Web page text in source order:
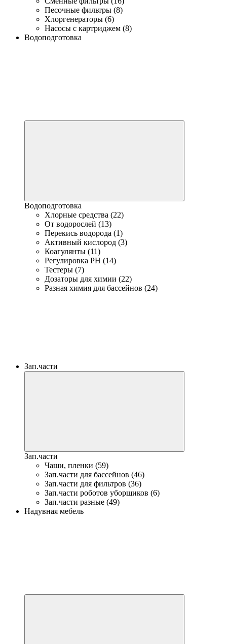
Песочные фильтры (8)
Хлоргенераторы (6)
Насосы с картриджем (8)
Водоподготовка
Водоподготовка
Хлорные средства (22)
От водорослей (13)
Перекись водорода (1)
Активный кислород (3)
Коагулянты (11)
Регулировка PH (14)
Тестеры (7)
Дозаторы для химии (22)
Разная химия для бассейнов (24)
Зап.части
Зап.части
Чаши, пленки (59)
Зап.части для бассейнов (46)
Зап.части для фильтров (36)
Зап.части роботов уборщиков (6)
Зап.части разные (49)
Надувная мебель